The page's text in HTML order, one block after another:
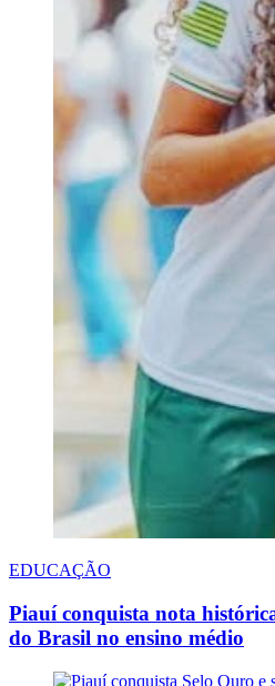
EDUCAÇÃO
Piauí conquista nota
do Brasil no ensino médio